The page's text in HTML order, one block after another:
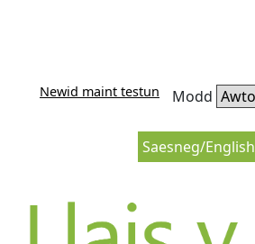
Saesneg/English
Newid maint testun Modd